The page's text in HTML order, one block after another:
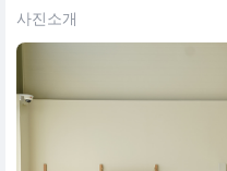
사진소개